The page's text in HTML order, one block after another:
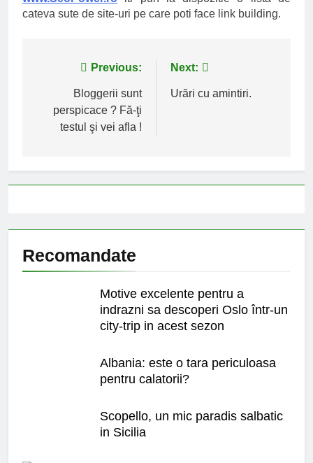
cateva sute de site-uri pe care poti face link building.
Navigare
articole
Previous:
Bloggerii sunt
perspicace ? Fă-ţi
testul şi vei afla !
Next:
Urări cu amintiri.
Recomandate
Motive excelente pentru a
indrazni sa descoperi Oslo într-un
city-trip in acest sezon
Albania: este o tara periculoasa
pentru calatorii?
Scopello, un mic paradis salbatic
in Sicilia